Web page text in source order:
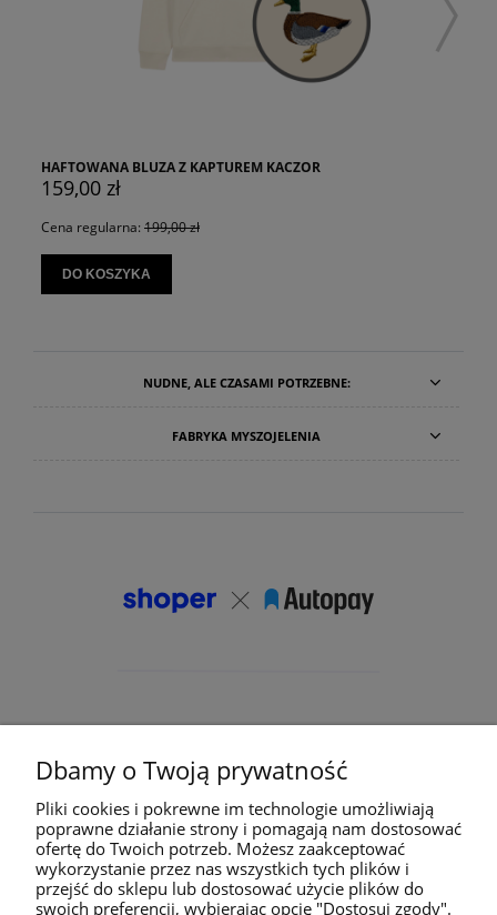
HAFTOWANA BLUZA Z KAPTUREM KACZOR
159,00 zł
Cena regularna: 199,00 zł
DO KOSZYKA
NUDNE, ALE CZASAMI POTRZEBNE:
FABRYKA MYSZOJELENIA
Dbamy o Twoją prywatność
Pliki cookies i pokrewne im technologie umożliwiają
poprawne działanie strony i pomagają nam dostosować
ofertę do Twoich potrzeb. Możesz zaakceptować
wykorzystanie przez nas wszystkich tych plików i
przejść do sklepu lub dostosować użycie plików do
swoich preferencji, wybierając opcję "Dostosuj zgody".